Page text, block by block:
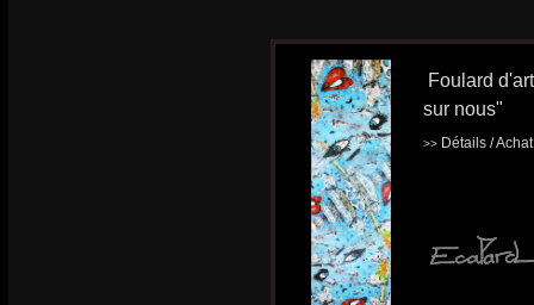
Foulard
sur nous"
>> Détails /